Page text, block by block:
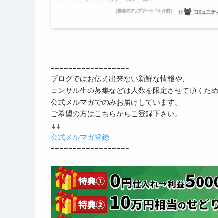
==================
ブログではお伝え出来ない新鮮な情報や、
コンサル生の募集などは人数を限定させて頂くため
公式メルマガでのみお届けしています。
ご希望の方はこちらからご登録下さい。
↓↓
公式メルマガ登録
==================